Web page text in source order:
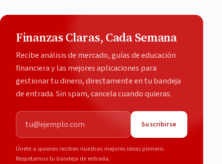
Finanzas Claras, Cada Semana
Recibe análisis de mercado, guías de educación
financiera y las mejores aplicaciones para
gestionar tu dinero, directamente en tu bandeja
de entrada. Sin spam, cancela cuando quieras.
Correo electrónico
Suscribirse
Únete a quienes reciben nuestras mejores ideas primero.
Respetamos tu bandeja de entrada.